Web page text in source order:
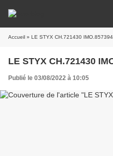
Accueil » LE STYX CH.721430
LE
Publié le 03/08/2022 à 10:05